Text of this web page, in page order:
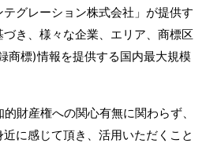
グレーション株式会社」が提供す
き、様々な企業、エリア、商標区
商標)情報を提供する国内最大規模
財産権への関心有無に関わらず、
に感じて頂き、活用いただくこと